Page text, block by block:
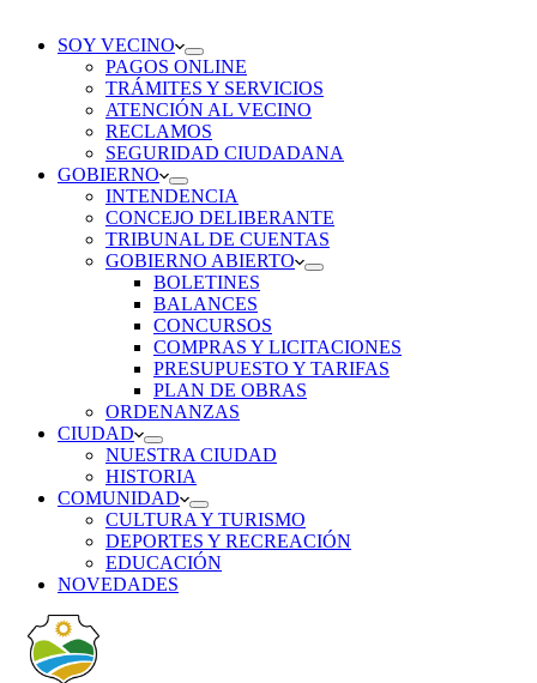
SOY VECINO
PAGOS ONLINE
TRÁMITES Y SERVICIOS
ATENCIÓN AL VECINO
RECLAMOS
SEGURIDAD CIUDADANA
GOBIERNO
INTENDENCIA
CONCEJO DELIBERANTE
TRIBUNAL DE CUENTAS
GOBIERNO ABIERTO
BOLETINES
BALANCES
CONCURSOS
COMPRAS Y LICITACIONES
PRESUPUESTO Y TARIFAS
PLAN DE OBRAS
ORDENANZAS
CIUDAD
NUESTRA CIUDAD
HISTORIA
COMUNIDAD
CULTURA Y TURISMO
DEPORTES Y RECREACIÓN
EDUCACIÓN
NOVEDADES